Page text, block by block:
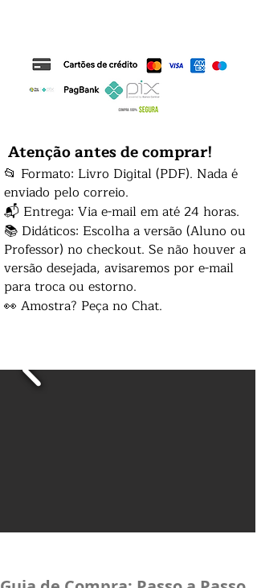
Atenção antes de comprar!
📂 Formato: Livro Digital (PDF). Nada é
enviado pelo correio.
📬 Entrega: Via e-mail em até 24 horas.
📚 Didáticos: Escolha a versão (Aluno ou
Professor) no checkout. Se não houver a
versão desejada, avisaremos por e-mail
para troca ou estorno.
👀 Amostra? Peça no Chat.